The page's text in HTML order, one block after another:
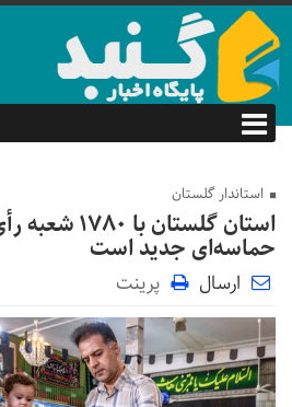
استاندار گلستان
استان گلستان
حماسه‌ای جدید است
ارسال پرینت